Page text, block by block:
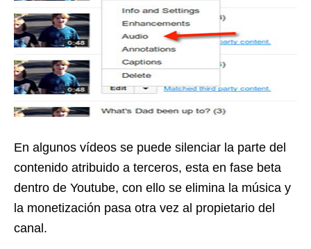
En algunos vídeos se puede silenciar la parte del
contenido atribuido a terceros, esta en fase beta
dentro de Youtube, con ello se elimina la música y
la monetización pasa otra vez al propietario del
canal.